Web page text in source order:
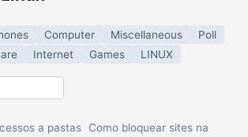
Computer Miscellaneous
Poll
Internet Games LINUX
a pastas
Como bloquear sites na